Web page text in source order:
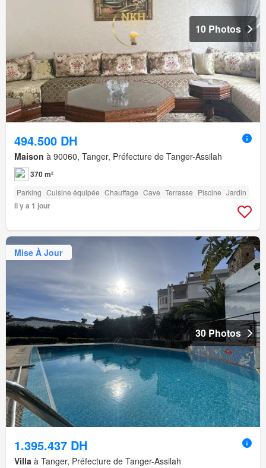
10 Photos
494.500 DH
Maison à 90060, Tanger, Préfecture de Tanger-Assilah
370 m²
Parking Cuisine équipée Chauffage Cave Terrasse Piscine Jardin
Il y a 1 jour
Mise À Jour
30 Photos
1.395.437 DH
Villa à Tanger, Préfecture de Tanger-Assilah